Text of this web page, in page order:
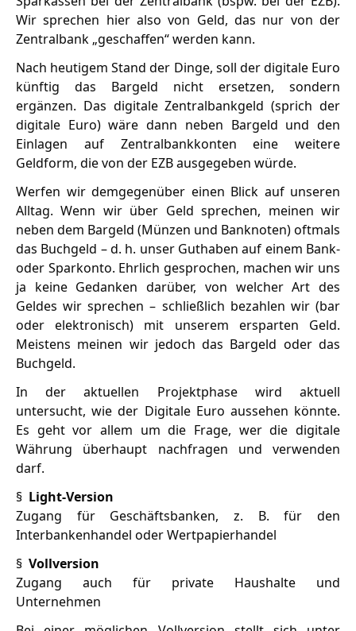
Wir sprechen hier also von Geld, das nur von der
Zentralbank „geschaffen“ werden kann.
Nach heutigem Stand der Dinge, soll der digitale Euro
künftig das Bargeld nicht ersetzen, sondern
ergänzen. Das digitale Zentralbankgeld (sprich der
digitale Euro) wäre dann neben Bargeld und den
Einlagen auf Zentralbankkonten eine weitere
Geldform, die von der EZB ausgegeben würde.
Werfen wir demgegenüber einen Blick auf unseren
Alltag. Wenn wir über Geld sprechen, meinen wir
neben dem Bargeld (Münzen und Banknoten) oftmals
das Buchgeld – d. h. unser Guthaben auf einem Bank-
oder Sparkonto. Ehrlich gesprochen, machen wir uns
ja keine Gedanken darüber, von welcher Art des
Geldes wir sprechen – schließlich bezahlen wir (bar
oder elektronisch) mit unserem ersparten Geld.
Meistens meinen wir jedoch das Bargeld oder das
Buchgeld.
In der aktuellen Projektphase wird aktuell
untersucht, wie der Digitale Euro aussehen könnte.
Es geht vor allem um die Frage, wer die digitale
Währung überhaupt nachfragen und verwenden
darf.
§ Light-Version
Zugang für Geschäftsbanken, z. B. für den
Interbankenhandel oder Wertpapierhandel
§ Vollversion
Zugang auch für private Haushalte und
Unternehmen